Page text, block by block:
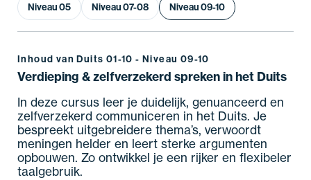
Niveau 05 Niveau 07-08 Niveau 09-10
Inhoud van Duits 01-10 - Niveau 09-10
Verdieping & zelfverzekerd spreken in het Duits
In deze cursus leer je duidelijk, genuanceerd en
zelfverzekerd communiceren in het Duits. Je
bespreekt uitgebreidere thema’s, verwoordt
meningen helder en leert sterke argumenten
opbouwen. Zo ontwikkel je een rijker en flexibeler
taalgebruik.